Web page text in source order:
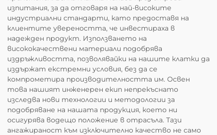
изпитания, за да отговаря на най-високите
индустриални стандарти, като предоставя на
клиентите увереността, че инвестираха в
надежден продукт. Използването на
висококачествени материали подобрява
издръжливостта, позволявайки на нашите клатки да
издържат екстремни условия, без да се
компрометира производителността им. Освен
това нашият инженерен екип непрекъснато
изследва нови технологии и методологии за
подобряване на нашата продукция, което ни
осигурява водещо положение в отрасъла. Тази
ангажираност към изключително качество не само